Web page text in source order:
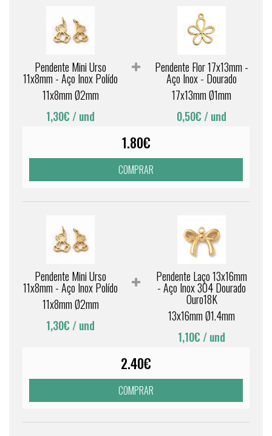
Pendente Mini Urso
11x8mm - Aço Inox Polído
11x8mm Ø2mm
1,30€ / und
Pendente Flor 17x13mm -
Aço Inox - Dourado
17x13mm Ø1mm
0,50€ / und
1.80€
COMPRAR
Pendente Mini Urso
11x8mm - Aço Inox Polído
11x8mm Ø2mm
1,30€ / und
Pendente Laço 13x16mm
- Aço Inox 304 Dourado
Ouro18K
13x16mm Ø1.4mm
1,10€ / und
2.40€
COMPRAR